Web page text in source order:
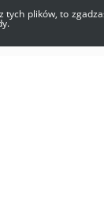
plików, to